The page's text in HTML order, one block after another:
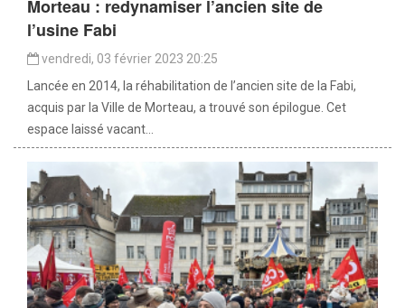
Morteau : redynamiser l’ancien site de
l’usine Fabi
vendredi, 03 février 2023 20:25
Lancée en 2014, la réhabilitation de l’ancien site de la Fabi,
acquis par la Ville de Morteau, a trouvé son épilogue. Cet
espace laissé vacant...